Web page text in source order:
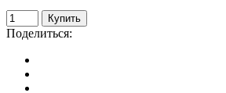
Поделиться: